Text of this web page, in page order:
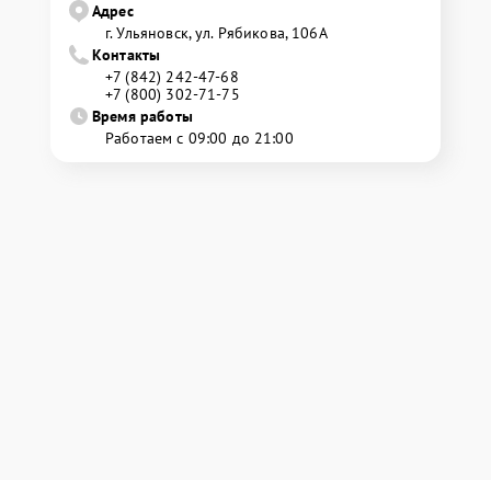
Адрес
г. Ульяновск, ул. Рябикова, 106А
Контакты
+7 (842) 242-47-68
+7 (800) 302-71-75
Время работы
Работаем с 09:00 до 21:00